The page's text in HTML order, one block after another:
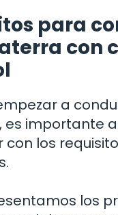
para
con
a
es importante
con los
los